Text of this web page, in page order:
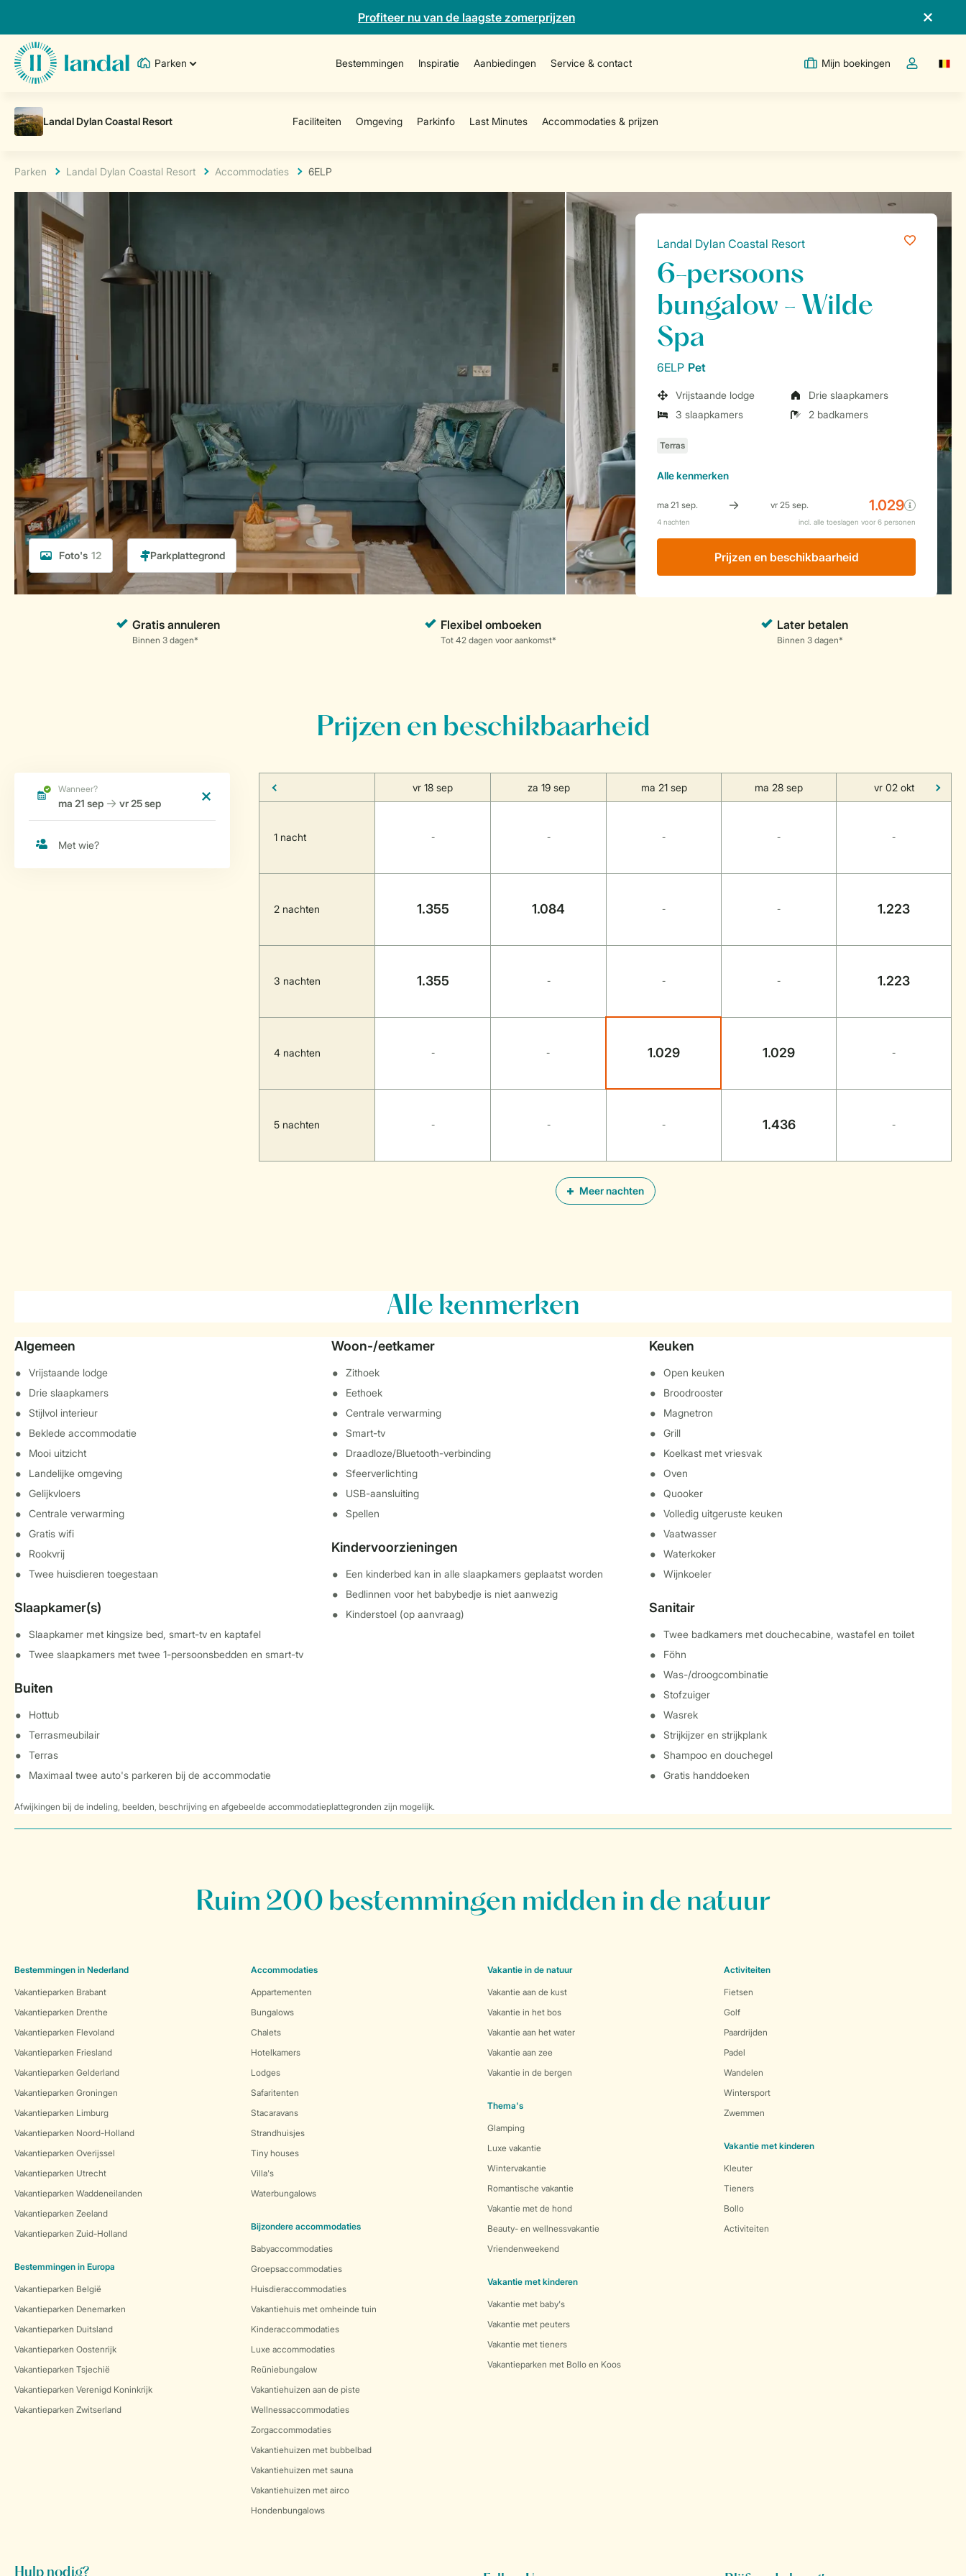
Profiteer nu van de laagste zomerprijzen
Parken Bestemmingen Inspiratie Aanbiedingen Service & contact Mijn boekingen
Open de
Parken Landal Dylan Coastal Resort Accommodaties 6ELP
Foto's 12
Landal Dylan Coastal Resort
6-persoons
bungalow - Wilde
Spa
6ELP Pet
Vrijstaande lodge
Drie slaapkamers
3 slaapkamers
2 badkamers
Allekenmerken
Prijzen en beschikbaarheid
Prijzen en beschikbaarheid
Meer nachten
vr 18 sep za 19 sep ma 21 sep ma 28 sep vr 02 okt
1 nacht - - - - -
2 nachten 1.355 1.084 - - 1.223
3 nachten 1.355 - - - 1.223
4 nachten - - 1.029 1.029 -
5 nachten - - - 1.436 -
Alle kenmerken
Algemeen
Vrijstaande lodge
Drie slaapkamers
Stijlvol interieur
Beklede accommodatie
Mooi uitzicht
Landelijke omgeving
Gelijkvloers
Centrale verwarming
Gratis wifi
Rookvrij
Twee huisdieren toegestaan
Slaapkamer(s)
Slaapkamer met kingsize bed, smart-tv en kaptafel
Twee slaapkamers met twee 1-persoonsbedden en smart-tv
Buiten
Hottub
Terrasmeubilair
Terras
Maximaal twee auto's parkeren bij de accommodatie
Woon-/eetkamer
Zithoek
Eethoek
Centrale verwarming
Smart-tv
Draadloze/Bluetooth-verbinding
Sfeerverlichting
USB-aansluiting
Spellen
Kindervoorzieningen
Een kinderbed kan in alle slaapkamers geplaatst worden
Bedlinnen voor het babybedje is niet aanwezig
Kinderstoel (op aanvraag)
Keuken
Open keuken
Broodrooster
Magnetron
Grill
Koelkast met vriesvak
Oven
Quooker
Volledig uitgeruste keuken
Vaatwasser
Waterkoker
Wijnkoeler
Sanitair
Twee badkamers met douchecabine, wastafel en toilet
Föhn
Was-/droogcombinatie
Stofzuiger
Wasrek
Strijkijzer en strijkplank
Shampoo en douchegel
Gratis handdoeken
Afwijkingen bij de indeling, beelden, beschrijving en afgebeelde accommodatieplattegronden zijn mogelijk.
Ruim 200 bestemmingen midden in de natuur
Bestemmingen in Nederland
Vakantieparken Brabant
Vakantieparken Drenthe
Vakantieparken Flevoland
Vakantieparken Friesland
Vakantieparken Gelderland
Vakantieparken Groningen
Vakantieparken Limburg
Vakantieparken Noord-Holland
Vakantieparken Overijssel
Vakantieparken Utrecht
Vakantieparken Waddeneilanden
Vakantieparken Zeeland
Vakantieparken Zuid-Holland
Bestemmingen in Europa
Vakantieparken België
Vakantieparken Denemarken
Vakantieparken Duitsland
Vakantieparken Oostenrijk
Vakantieparken Tsjechië
Vakantieparken Verenigd Koninkrijk
Vakantieparken Zwitserland
Accommodaties
Appartementen
Bungalows
Chalets
Hotelkamers
Lodges
Safaritenten
Stacaravans
Strandhuisjes
Tiny houses
Villa's
Waterbungalows
Bijzondere accommodaties
Babyaccommodaties
Groepsaccommodaties
Huisdieraccommodaties
Vakantiehuis met omheinde tuin
Kinderaccommodaties
Luxe accommodaties
Reüniebungalow
Vakantiehuizen aan de piste
Wellnessaccommodaties
Zorgaccommodaties
Vakantiehuizen met bubbelbad
Vakantiehuizen met sauna
Vakantiehuizen met airco
Hondenbungalows
Vakantie in de natuur
Vakantie aan de kust
Vakantie in het bos
Vakantie aan het water
Vakantie aan zee
Vakantie in de bergen
Thema's
Glamping
Luxe vakantie
Wintervakantie
Romantische vakantie
Vakantie met de hond
Beauty- en wellnessvakantie
Vriendenweekend
Vakantie met kinderen
Vakantie met baby's
Vakantie met peuters
Vakantie met tieners
Vakantieparken met Bollo en Koos
Activiteiten
Fietsen
Golf
Paardrijden
Padel
Wandelen
Wintersport
Zwemmen
Vakantie met kinderen
Kleuter
Tieners
Bollo
Activiteiten
Hulp nodig?